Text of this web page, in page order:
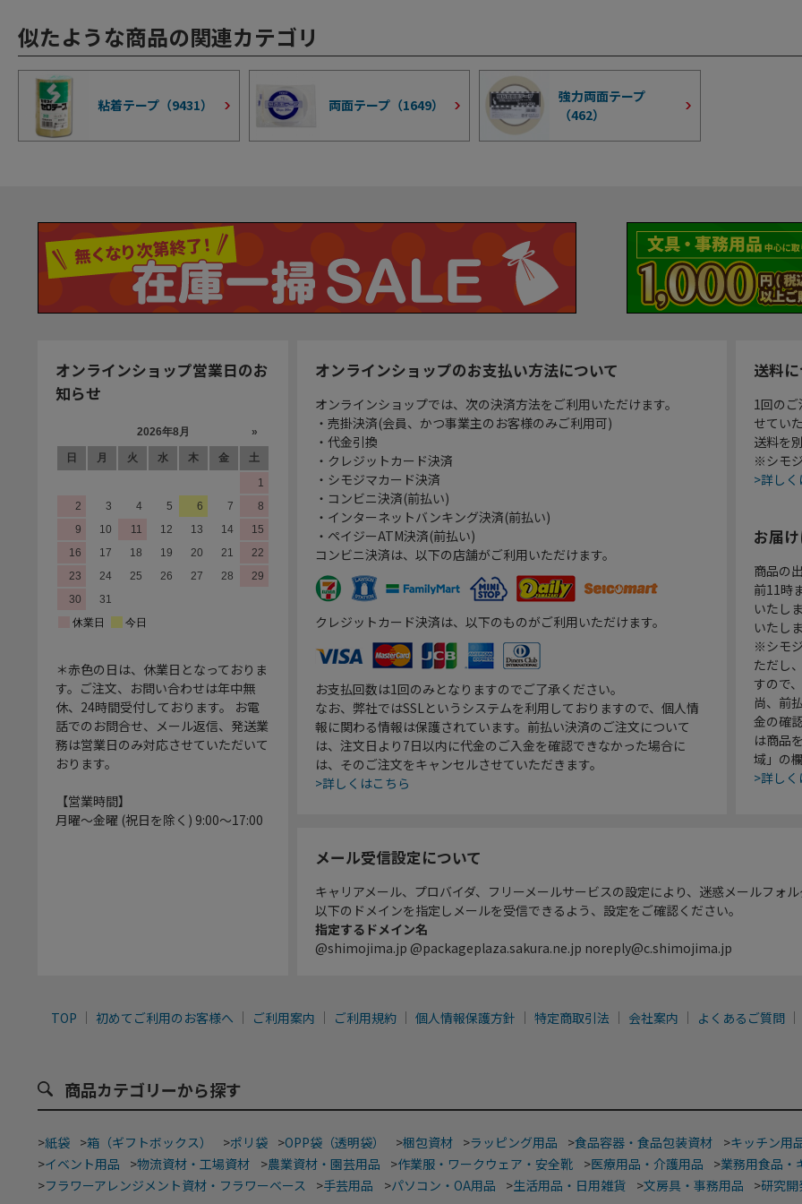
似たような商品の関連カテゴリ
粘着テープ（9431） 両面テープ（1649）
強力両面テープ
（462）
オンラインショップ営業日のお
知らせ
＊赤色の日は、休業日となっておりま
す。ご注文、お問い合わせは年中無
休、24時間受付しております。 お電
話でのお問合せ、メール返信、発送業
務は営業日のみ対応させていただいて
おります。
【営業時間】
月曜～金曜 (祝日を除く) 9:00～17:00
オンラインショップのお支払い方法について
オンラインショップでは、次の決済方法をご利用いただけます。
・売掛決済(会員、かつ事業主のお客様のみご利用可)
・代金引換
・クレジットカード決済
・シモジマカード決済
・コンビニ決済(前払い)
・インターネットバンキング決済(前払い)
・ペイジーATM決済(前払い)
コンビニ決済は、以下の店舗がご利用いただけます。
クレジットカード決済は、以下のものがご利用いただけます。
お支払回数は1回のみとなりますのでご了承ください。
なお、弊社ではSSLというシステムを利用しておりますので、個人情
報に関わる情報は保護されています。前払い決済のご注文について
は、注文日より7日以内に代金のご入金を確認できなかった場合に
は、そのご注文をキャンセルさせていただきます。
>詳しくはこちら
送料
1回の
せてい
送料を
※シモ
>詳し
お届
商品の
前11時
いたし
いたし
※シモ
ただし
すので
尚、前
金の確
は商品
域」の
>詳し
メール受信設定について
キャリアメール、プロバイダ、フリーメールサービスの設定により、迷惑メールフォ
以下のドメインを指定しメールを受信できるよう、設定をご確認ください。
指定するドメイン名
@shimojima.jp @packageplaza.sakura.ne.jp noreply@c.shimojima.jp
TOP 初めてご利用のお客様へ ご利用案内 ご利用規約 個人情報保護方針 特定商取引法 会社案内 よくあるご質問
商品カテゴリーから探す
>紙袋 >箱（ギフトボックス） >ポリ袋 >OPP袋（透明袋） >梱包資材 >ラッピング用品 >食品容器・食品包装資材 >キッチン用
>イベント用品 >物流資材・工場資材 >農業資材・園芸用品 >作業服・ワークウェア・安全靴 >医療用品・介護用品 >業務用食品・
>フラワーアレンジメント資材・フラワーベース >手芸用品 >パソコン・OA用品 >生活用品・日用雑貨 >文房具・事務用品 >研究開